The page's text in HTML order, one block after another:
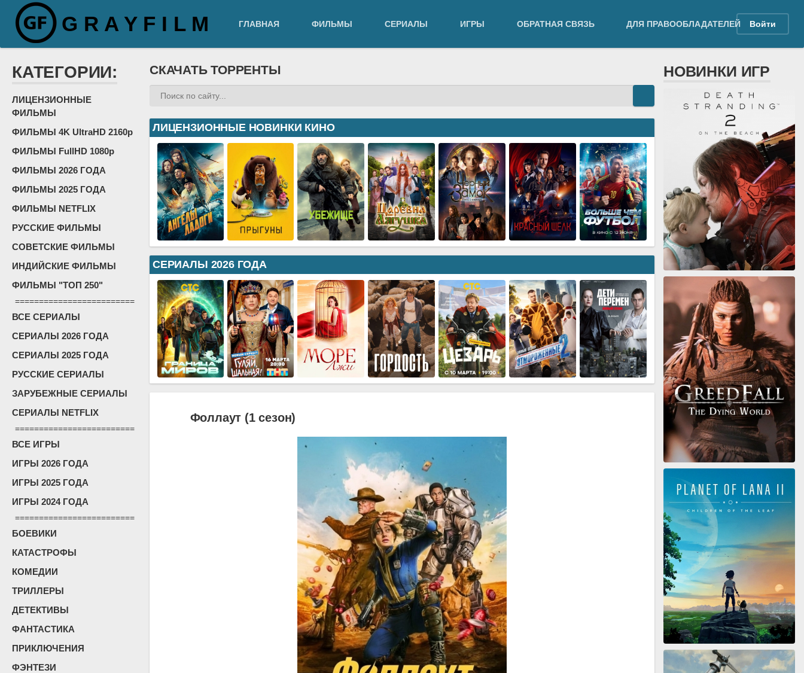
G R A Y F I L M ГЛАВНАЯ ФИЛЬМЫ СЕРИАЛЫ ИГРЫ ОБРАТНАЯ СВЯЗЬ ДЛЯ ПРАВООБЛАДАТЕЛЕЙ Войти
КАТЕГОРИИ:
ЛИЦЕНЗИОННЫЕ
ФИЛЬМЫ
ФИЛЬМЫ 4K UltraHD 2160p
ФИЛЬМЫ FullHD 1080p
ФИЛЬМЫ 2026 ГОДА
ФИЛЬМЫ 2025 ГОДА
ФИЛЬМЫ NETFLIX
РУССКИЕ ФИЛЬМЫ
СОВЕТСКИЕ ФИЛЬМЫ
ИНДИЙСКИЕ ФИЛЬМЫ
ФИЛЬМЫ "ТОП 250"
=========================
ВСЕ СЕРИАЛЫ
СЕРИАЛЫ 2026 ГОДА
СЕРИАЛЫ 2025 ГОДА
РУССКИЕ СЕРИАЛЫ
ЗАРУБЕЖНЫЕ СЕРИАЛЫ
СЕРИАЛЫ NETFLIX
=========================
ВСЕ ИГРЫ
ИГРЫ 2026 ГОДА
ИГРЫ 2025 ГОДА
ИГРЫ 2024 ГОДА
=========================
БОЕВИКИ
КАТАСТРОФЫ
КОМЕДИИ
ТРИЛЛЕРЫ
ДЕТЕКТИВЫ
ФАНТАСТИКА
ПРИКЛЮЧЕНИЯ
ФЭНТЕЗИ
СКАЧАТЬ ТОРРЕНТЫ
ЛИЦЕНЗИОННЫЕ НОВИНКИ КИНО
СЕРИАЛЫ 2026 ГОДА
Фоллаут (1 сезон)
НОВИНКИ ИГР